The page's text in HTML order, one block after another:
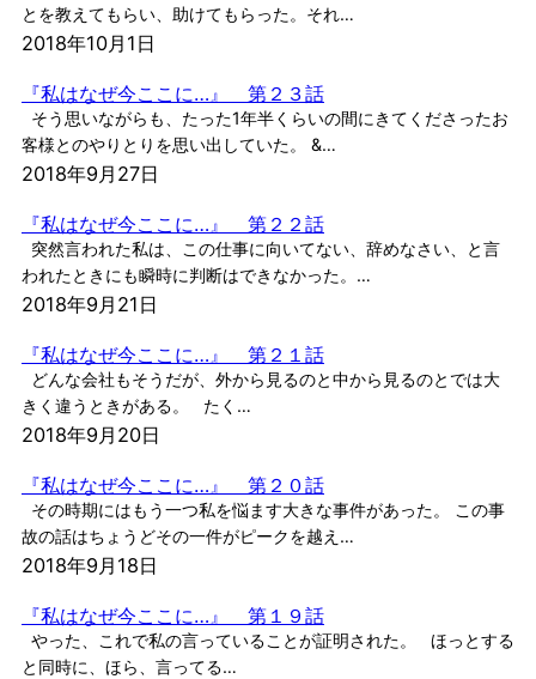
とを教えてもらい、助けてもらった。それ…
2018年10月1日
『私はなぜ今ここに…』 第２３話
そう思いながらも、たった1年半くらいの間にきてくださったお
客様とのやりとりを思い出していた。 &…
2018年9月27日
『私はなぜ今ここに…』 第２２話
突然言われた私は、この仕事に向いてない、辞めなさい、と言
われたときにも瞬時に判断はできなかった。…
2018年9月21日
『私はなぜ今ここに…』 第２１話
どんな会社もそうだが、外から見るのと中から見るのとでは大
きく違うときがある。 たく…
2018年9月20日
『私はなぜ今ここに…』 第２０話
その時期にはもう一つ私を悩ます大きな事件があった。 この事
故の話はちょうどその一件がピークを越え…
2018年9月18日
『私はなぜ今ここに…』 第１９話
やった、これで私の言っていることが証明された。 ほっとする
と同時に、ほら、言ってる…